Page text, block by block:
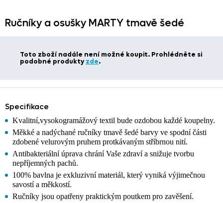
Ručníky a osušky MARTY tmavě šedé
Toto zboží nadále není možné koupit. Prohlédněte si
podobné produktyzde.
Specifikace
Kvalitní,vysokogramážový textil bude ozdobou každé koupelny.
Měkké a nadýchané ručníky tmavě šedé barvy ve spodní části
zdobené velurovým pruhem protkávaným stříbrnou nití.
Antibakteriální úprava chrání Vaše zdraví a snižuje tvorbu
nepříjemných pachů.
100% bavlna je exkluzivní materiál, který vyniká výjimečnou
savostí a měkkostí.
Ručníky jsou opatřeny praktickým poutkem pro zavěšení.